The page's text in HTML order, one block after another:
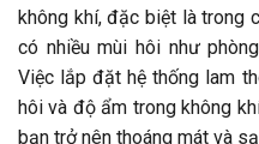
không khí, đặc biệt là trong
có nhiều mùi hôi như
Việc lắp đặt hệ thống lam
hôi và độ ẩm trong không
bạn trở nên thoáng mát và